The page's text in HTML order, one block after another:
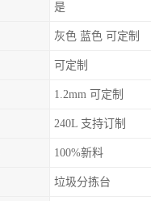
是
灰色 蓝色 可定制
可定制
1.2mm 可定制
240L 支持订制
100%新料
垃圾分拣台